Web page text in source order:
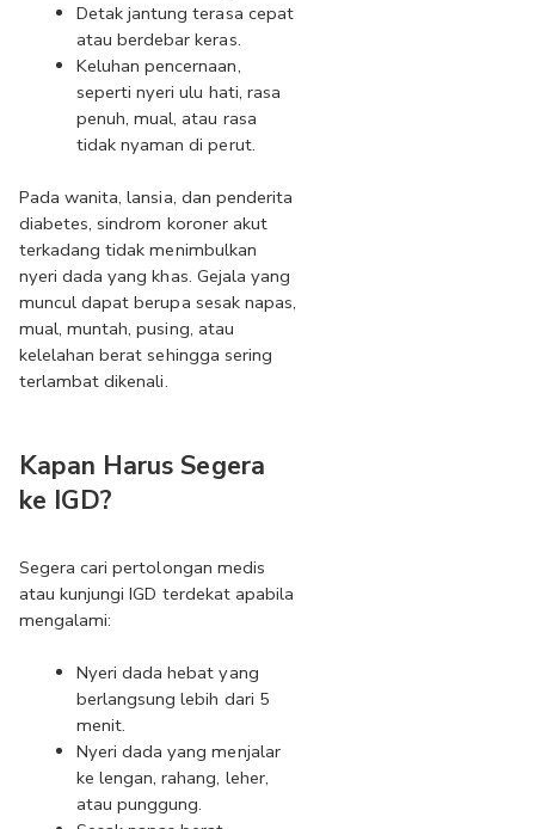
Detak jantung terasa cepat
atau berdebar keras.
Keluhan pencernaan,
seperti nyeri ulu hati, rasa
penuh, mual, atau rasa
tidak nyaman di perut.
Pada wanita, lansia, dan penderita
diabetes, sindrom koroner akut
terkadang tidak menimbulkan
nyeri dada yang khas. Gejala yang
muncul dapat berupa sesak napas,
mual, muntah, pusing, atau
kelelahan berat sehingga sering
terlambat dikenali.
Kapan Harus Segera
ke IGD?
Segera cari pertolongan medis
atau kunjungi IGD terdekat apabila
mengalami:
Nyeri dada hebat yang
berlangsung lebih dari 5
menit.
Nyeri dada yang menjalar
ke lengan, rahang, leher,
atau punggung.